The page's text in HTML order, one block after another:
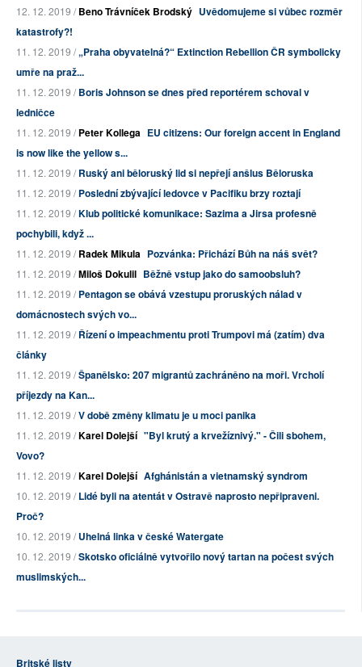
12. 12. 2019 /Beno Trávníček Brodský Uvědomujeme si vůbec rozměr
katastrofy?!
11. 12. 2019 /„Praha obyvatelná?“ Extinction Rebellion ČR symbolicky
umře na praž...
11. 12. 2019 /Boris Johnson se dnes před reportérem schoval v
ledničce
11. 12. 2019 /Peter Kollega EU citizens: Our foreign accent in England
is now like the yellow s...
11. 12. 2019 /Ruský ani běloruský lid si nepřejí anšlus Běloruska
11. 12. 2019 /Poslední zbývající ledovce v Pacifiku brzy roztají
11. 12. 2019 /Klub politické komunikace: Sazima a Jirsa profesně
pochybili, když ...
11. 12. 2019 /Radek Mikula Pozvánka: Přichází Bůh na náš svět?
11. 12. 2019 /Miloš Dokulil Běžně vstup jako do samoobsluh?
11. 12. 2019 /Pentagon se obává vzestupu proruských nálad v
domácnostech svých vo...
11. 12. 2019 /Řízení o impeachmentu proti Trumpovi má (zatím) dva
články
11. 12. 2019 /Španělsko: 207 migrantů zachráněno na moři. Vrcholí
příjezdy na Kan...
11. 12. 2019 /V době změny klimatu je u moci panika
11. 12. 2019 /Karel Dolejší "Byl krutý a krvežíznivý." - Čili sbohem,
Vovo?
11. 12. 2019 /Karel Dolejší Afghánistán a vietnamský syndrom
10. 12. 2019 /Lidé byli na atentát v Ostravě naprosto nepřipraveni.
Proč?
10. 12. 2019 /Uhelná linka v české Watergate
10. 12. 2019 /Skotsko oficiálně vytvořilo nový tartan na počest svých
muslimských...
Britské listy